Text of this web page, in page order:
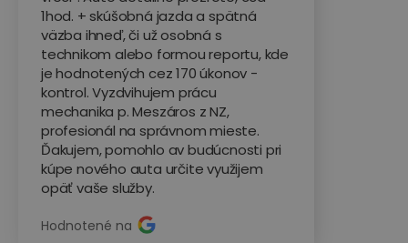
1hod. + skúšobná jazda a spätná
väzba ihneď, či už osobná s
technikom alebo formou reportu, kde
je hodnotených cez 170 úkonov -
kontrol. Vyzdvihujem prácu
mechanika p. Meszáros z NZ,
profesionál na správnom mieste.
Ďakujem, pomohlo av budúcnosti pri
kúpe nového auta určite využijem
opäť vaše služby.
Hodnotené na